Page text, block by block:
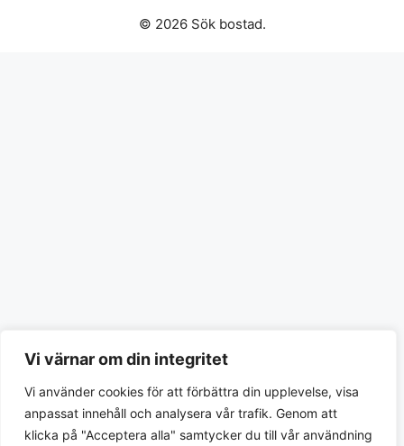
Vi värnar om din integritet
Vi använder cookies för att förbättra din upplevelse, visa
anpassat innehåll och analysera vår trafik. Genom att
klicka på "Acceptera alla" samtycker du till vår användning
© 2026 Sök bostad.